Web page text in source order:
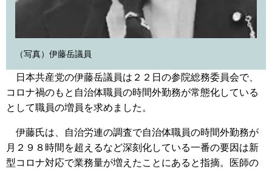
（写真）伊藤岳議員
日本共産党の伊藤岳議員は２２日の参院総務委員会で、
コロナ禍のもと自治体職員の時間外勤務が常態化している
として職員の増員を求めました。
伊藤氏は、自治労連の調査で自治体職員の時間外勤務が
月２９８時間を超えるなど深刻化している一番の要因は新
型コロナ対応で業務量が増えたことにあると指摘。医師の